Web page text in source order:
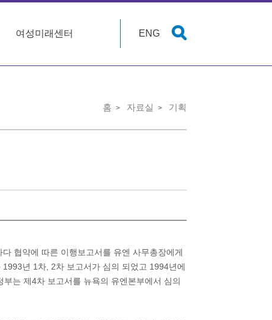
여성미래센터 ENG
홈 자료실 기획
협약에 따른 이행보고서를 유엔 사무총장에게
년 1차, 2차 보고서가 심의 되었고 1994년에
는 제4차 보고서를 뉴욕의 유엔본부에서 심의